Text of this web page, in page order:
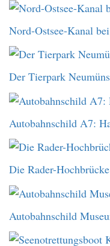
Nord-Ostsee-Kanal
Der Tierpark
Autobahnschild A7:
Die Rader-
Autobahnschild